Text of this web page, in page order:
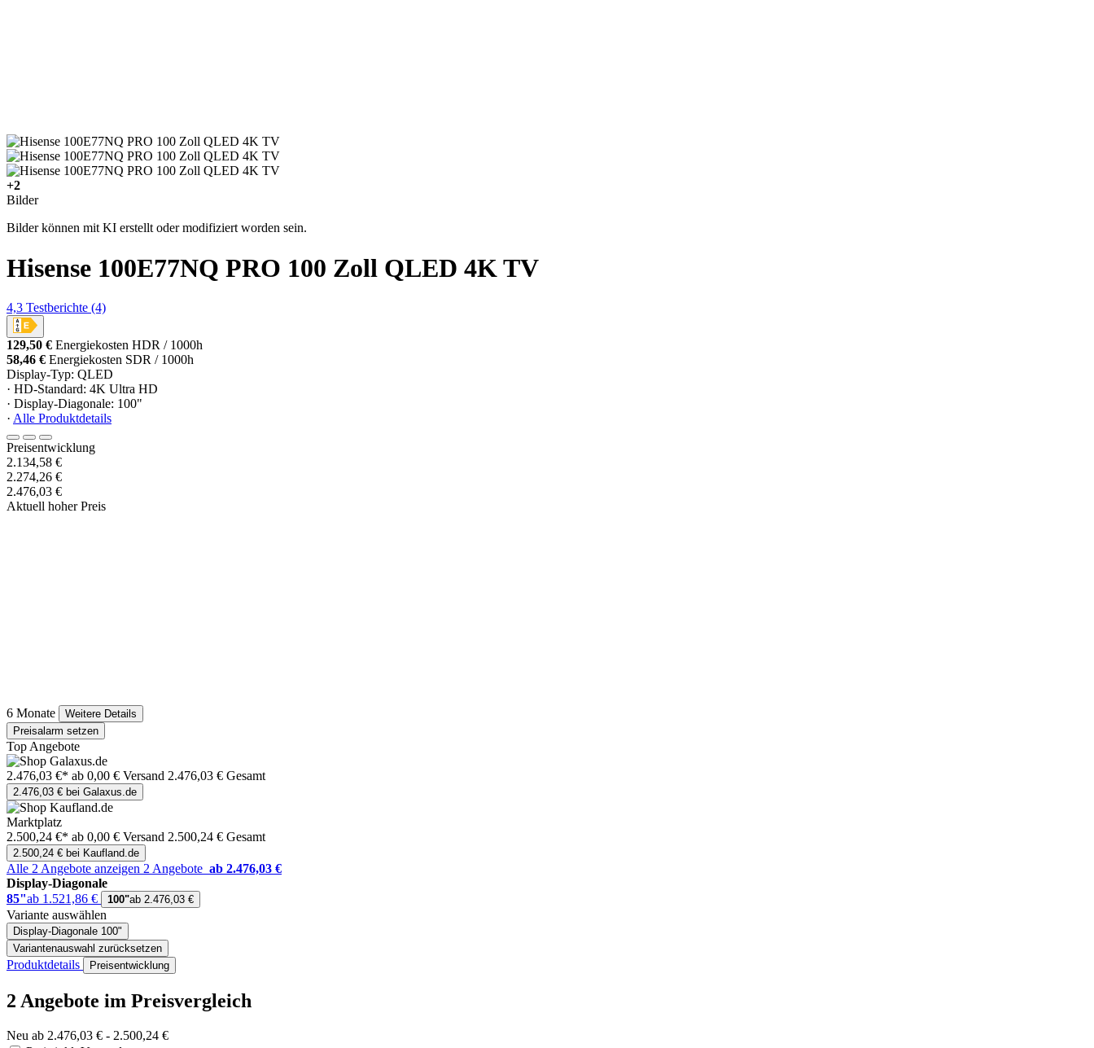
+2
Bilder
Bilder können mit KI erstellt oder modifiziert worden sein.
Hisense 100E77NQ PRO 100 Zoll QLED 4K TV
4,3 Testberichte (4)
129,50 € Energiekosten HDR / 1000h
58,46 € Energiekosten SDR / 1000h
Display-Typ: QLED
· HD-Standard: 4K Ultra HD
· Display-Diagonale: 100"
· Alle Produktdetails
Preisentwicklung
2.134,58 €
2.274,26 €
2.476,03 €
Aktuell hoher Preis
6 Monate
Weitere Details
Preisalarm setzen
Top Angebote
2.476,03 €* ab 0,00 € Versand 2.476,03 € Gesamt
2.476,03 € bei Galaxus.de
Marktplatz
2.500,24 €* ab 0,00 € Versand 2.500,24 € Gesamt
2.500,24 € bei Kaufland.de
Alle 2 Angebote anzeigen 2 Angebote ab 2.476,03 €
Display-Diagonale
85"ab 1.521,86 € 100"ab 2.476,03 €
Variante auswählen
Display-Diagonale 100"
Variantenauswahl zurücksetzen
Produktdetails Preisentwicklung
2 Angebote im Preisvergleich
Neu ab 2.476,03 € - 2.500,24 €